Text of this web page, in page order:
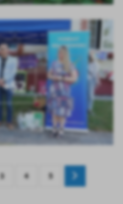
KOLEJNE
+52
3 4 5